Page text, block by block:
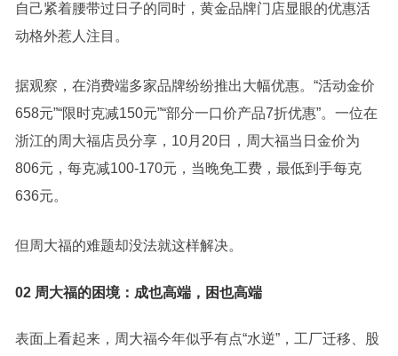
自己紧着腰带过日子的同时，黄金品牌门店显眼的优惠活
动格外惹人注目。
据观察，在消费端多家品牌纷纷推出大幅优惠。“活动金价
658元”“限时克减150元”“部分一口价产品7折优惠”。一位在
浙江的周大福店员分享，10月20日，周大福当日金价为
806元，每克减100-170元，当晚免工费，最低到手每克
636元。
但周大福的难题却没法就这样解决。
02 周大福的困境：成也高端，困也高端
表面上看起来，周大福今年似乎有点“水逆”，工厂迁移、股